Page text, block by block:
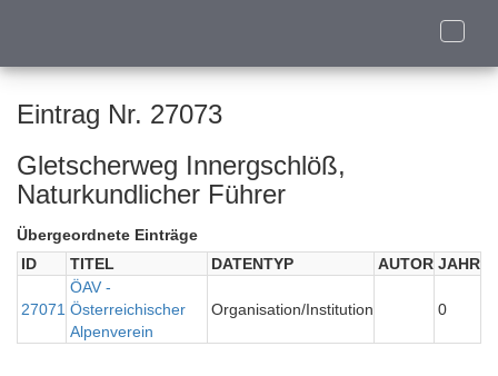
Toggle
Eintrag Nr. 27073
Gletscherweg Innergschlöß,
Naturkundlicher Führer
Übergeordnete Einträge
ID
TITEL DATENTYP AUTOR JAHR
27071
ÖAV -
Österreichischer
Alpenverein
Organisation/Institution 0